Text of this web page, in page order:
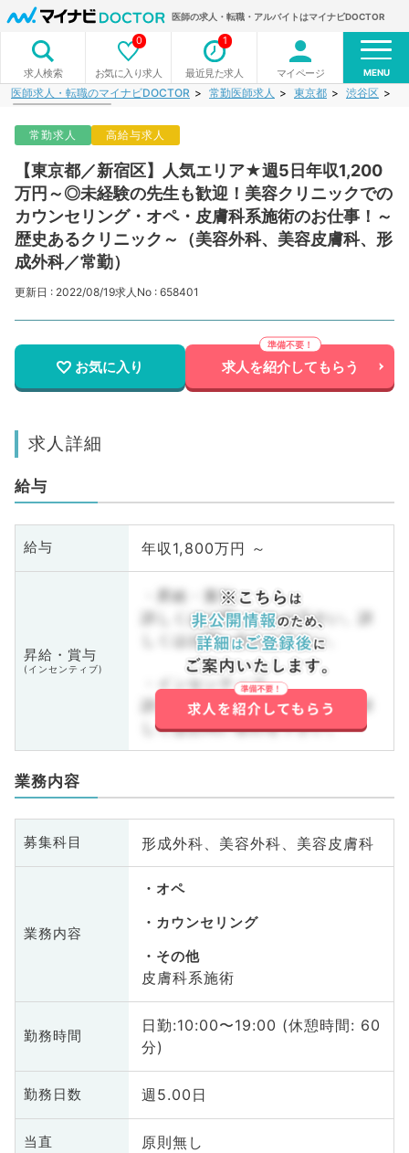
医師の求人・転職・アルバイトはマイナビDOCTOR
求人検索 お気に入り求人
0
最近見た求人
1
マイページ MENU
医師求人・転職のマイナビDOCTOR 常勤医師求人 東京都 渋谷区
常勤求人 高給与求人
【東京都／新宿区】人気エリア★週5日年収1,200
万円～◎未経験の先生も歓迎！美容クリニックでの
カウンセリング・オペ・皮膚科系施術のお仕事！～
歴史あるクリニック～（美容外科、美容皮膚科、形
成外科／常勤）
更新日 : 2022/08/19求人No : 658401
お気に入り 求人を紹介してもらう
求人詳細
給与
給与 年収1,800万円 ～
昇給・賞与
(インセンティブ)
・昇給・賞与
詳しくはお問い合わせ下さい。詳
しくはお問い合わせ下さい。
・インセンティブ
詳しくはお問い合わせ下さい。詳
しくはお問い合わせ下さい。
業務内容
募集科目 形成外科、美容外科、美容皮膚科
業務内容
オペ
カウンセリング
その他
皮膚科系施術
勤務時間
日勤:10:00〜19:00 (休憩時間: 60
分)
勤務日数 週5.00日
当直 原則無し